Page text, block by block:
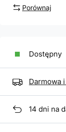
Porównaj
Dostępny
Darmowa
14 dni na